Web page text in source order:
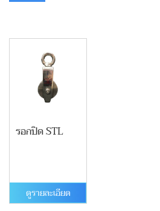
รอกปิด STL
ดูรายละเอียด